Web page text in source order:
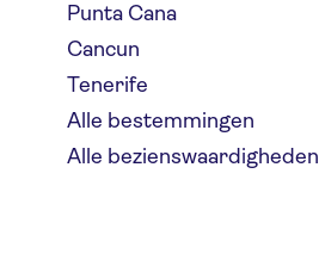
Punta Cana
Cancun
Tenerife
Alle bestemmingen
Alle bezienswaardigheden